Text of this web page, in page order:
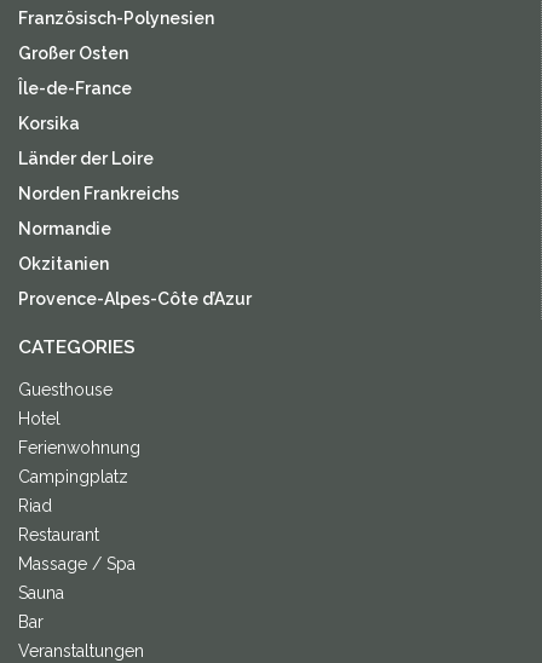
Französisch-Polynesien
Großer Osten
Île-de-France
Korsika
Länder der Loire
Norden Frankreichs
Normandie
Okzitanien
Provence-Alpes-Côte d’Azur
CATEGORIES
Guesthouse
Hotel
Ferienwohnung
Campingplatz
Riad
Restaurant
Massage / Spa
Sauna
Bar
Veranstaltungen